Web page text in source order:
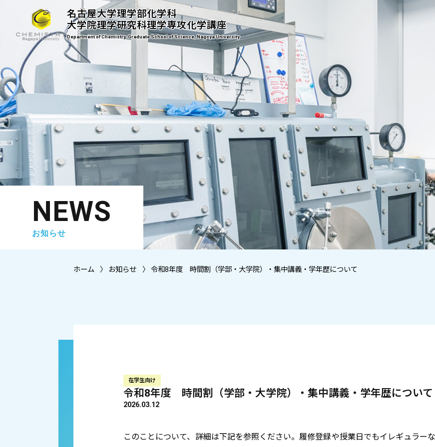
名古屋大学理学部化学科
大学院理学研究科理学専攻化学講座
Department of Chemistry, Graduate School of Science, Nagoya University
NEWS
お知らせ
ホーム お知らせ 令和8年度 時間割（学部・大学院）・集中講義・学年歴について
在学生向け
令和8年度 時間割（学部・大学院）・集中講義・学年歴について
2026.03.12
このことについて、詳細は下記を参照ください。 履修登録や授業日でもイレギュラー